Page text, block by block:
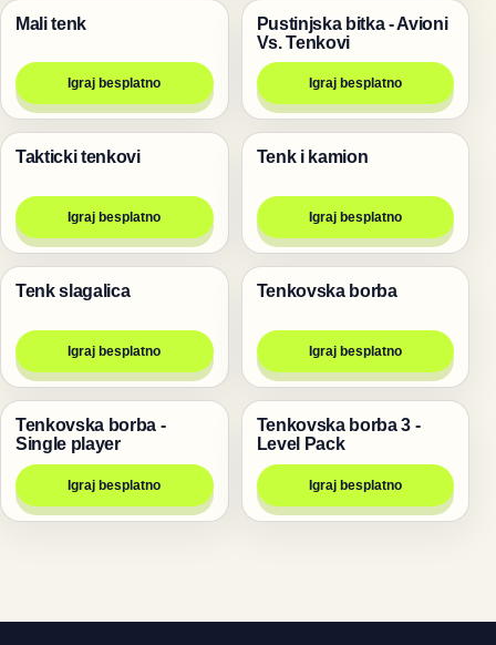
Pucanje
Mali tenk
Igraj besplatno
Pucanje
Pustinjska bitka - Avioni
Vs. Tenkovi
Igraj besplatno
Pucanje
Takticki tenkovi
Igraj besplatno
Pucanje
Tenk i kamion
Igraj besplatno
Igre
Tenk slagalica
Igraj besplatno
Igre za dvoje
Tenkovska borba
Igraj besplatno
Pucanje
Tenkovska borba -
Single player
Igraj besplatno
Pucanje
Tenkovska borba 3 -
Level Pack
Igraj besplatno